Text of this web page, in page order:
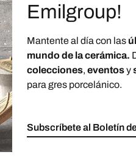
Emilgroup!
Mantente al día con las
mundo de la cerámica.
colecciones, eventosy
para gres porcelánico.
Subscríbete al Boletín